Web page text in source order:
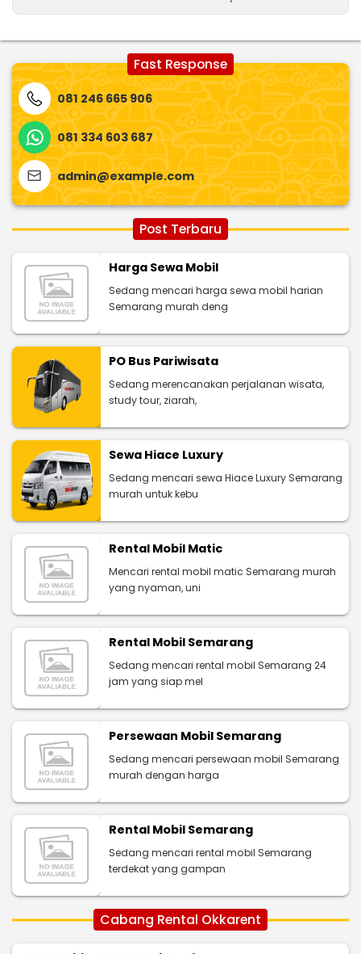
Fast Response
081 246 665 906
081 334 603 687
admin@example.com
Post Terbaru
Harga Sewa Mobil
Sedang mencari harga sewa mobil harian
Semarang murah deng
PO Bus Pariwisata
Sedang merencanakan perjalanan wisata,
study tour, ziarah,
Sewa Hiace Luxury
Sedang mencari sewa Hiace Luxury Semarang
murah untuk kebu
Rental Mobil Matic
Mencari rental mobil matic Semarang murah
yang nyaman, uni
Rental Mobil Semarang
Sedang mencari rental mobil Semarang 24
jam yang siap mel
Persewaan Mobil Semarang
Sedang mencari persewaan mobil Semarang
murah dengan harga
Rental Mobil Semarang
Sedang mencari rental mobil Semarang
terdekat yang gampan
Cabang Rental Okkarent